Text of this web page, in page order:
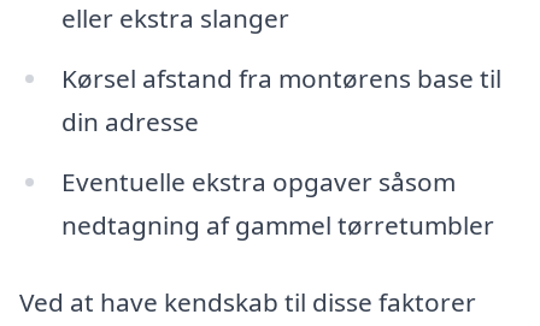
eller ekstra slanger
Kørsel afstand fra montørens base til
din adresse
Eventuelle ekstra opgaver såsom
nedtagning af gammel tørretumbler
Ved at have kendskab til disse faktorer